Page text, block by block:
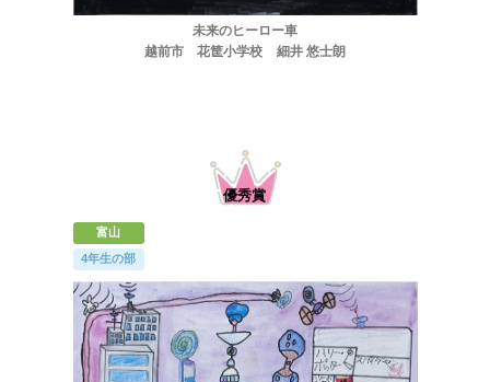
未来のヒーロー車
越前市 花筐小学校 細井 悠士朗
富山
4年生の部